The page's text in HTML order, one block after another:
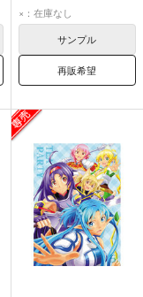
ユウキ
×：在庫なし
サンプル
再販希望